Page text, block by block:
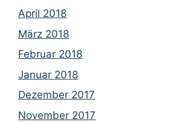
April 2018
März 2018
Februar 2018
Januar 2018
Dezember 2017
November 2017